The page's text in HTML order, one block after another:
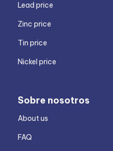
Lead price
Zinc price
Tin price
Nickel price
Sobre nosotros
About us
FAQ